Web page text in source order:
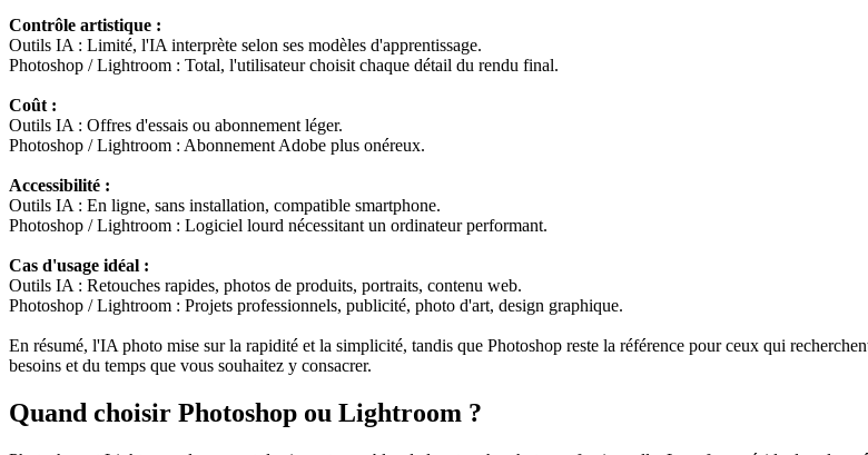
Contrôle artistique :
Outils IA : Limité, l'IA interprète selon ses modèles d'apprentissage.
Photoshop / Lightroom : Total, l'utilisateur choisit chaque détail du rendu final.
Coût :
Outils IA : Offres d'essais ou abonnement léger.
Photoshop / Lightroom : Abonnement Adobe plus onéreux.
Accessibilité :
Outils IA : En ligne, sans installation, compatible smartphone.
Photoshop / Lightroom : Logiciel lourd nécessitant un ordinateur performant.
Cas d'usage idéal :
Outils IA : Retouches rapides, photos de produits, portraits, contenu web.
Photoshop / Lightroom : Projets professionnels, publicité, photo d'art, design graphique.
En résumé, l'IA photo mise sur la rapidité et la simplicité, tandis que Photoshop reste la référence pour ceux qui
besoins et du temps que vous souhaitez y consacrer.
Quand choisir Photoshop ou Lightroom ?